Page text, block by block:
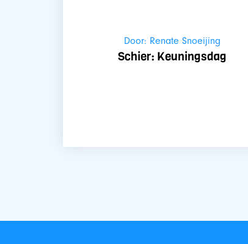
Door: Renate Snoeijing
Schier: Keuningsdag